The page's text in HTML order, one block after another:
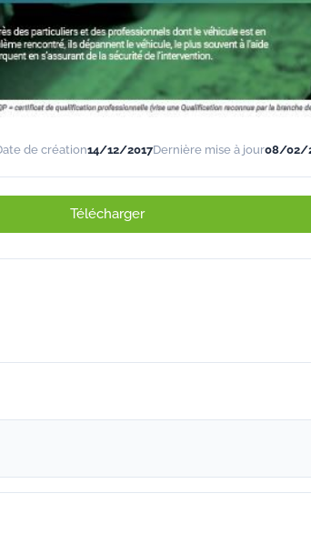
de création14/12/2017Dernière mise à jour08/02/
Télécharger